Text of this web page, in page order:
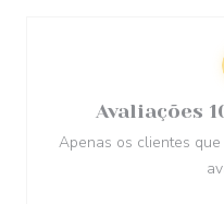
Avaliações
Apenas os clientes